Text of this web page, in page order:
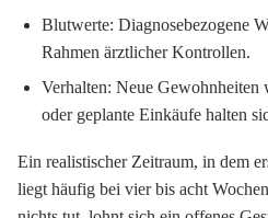
Blutwerte: Diagnosebezogene
Rahmen ärztlicher Kontrollen.
Verhalten: Neue Gewohnheiten
oder geplante Einkäufe halten
Ein realistischer Zeitraum, in dem
liegt häufig bei vier bis acht